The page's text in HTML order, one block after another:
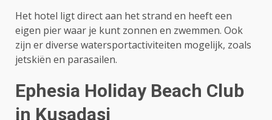
Het hotel ligt direct aan het strand en heeft een
eigen pier waar je kunt zonnen en zwemmen. Ook
zijn er diverse watersportactiviteiten mogelijk, zoals
jetskiën en parasailen.
Ephesia Holiday Beach Club
in Kusadasi